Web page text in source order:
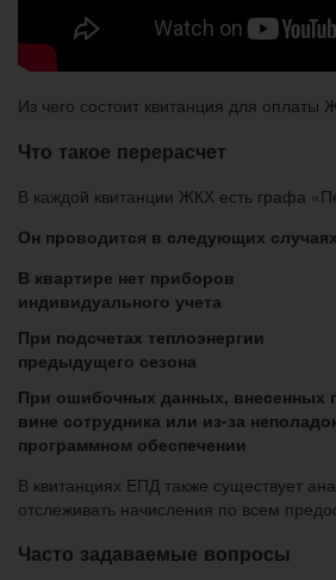
Из чего состоит квитанция для оплаты
Что такое перерасчет
В каждой квитанции ЖКХ есть графа
Он проводится в следующих
В квартире нет приборов
индивидуального учета
При подсчетах теплоэнергии
предыдущего сезона
При ошибочных данных, внесенных
вине сотрудника или из-за
программном обеспечении
В квитанциях ЕПД также существует
отслеживать начисления по всем
Часто задаваемые вопросы